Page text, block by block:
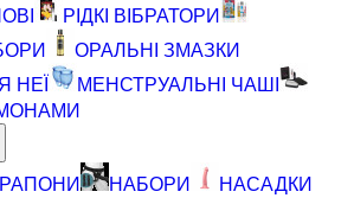
РІДКІ ВІБРАТОРИ
ОРАЛЬНІ ЗМАЗКИ
НЕЇ
МЕНСТРУАЛЬНІ ЧАШІ
НАБОРИ
НАСАДКИ